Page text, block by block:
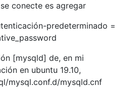
conecte es agregar
predeterminado =
[mysqld] de, en mi
en ubuntu 19.10,
mysql.conf.d/mysqld.cnf